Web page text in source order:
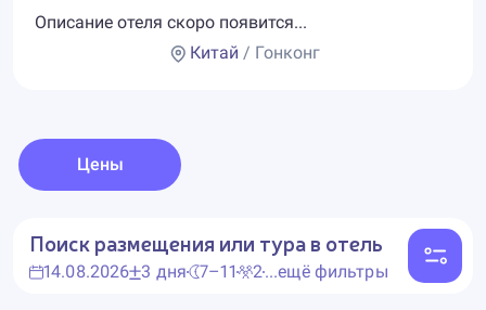
Описание отеля скоро появится...
Китай / Гонконг
Цены
Поиск размещения или тура в отель
14.08.2026 3 дня 7–11 2...ещё фильтры